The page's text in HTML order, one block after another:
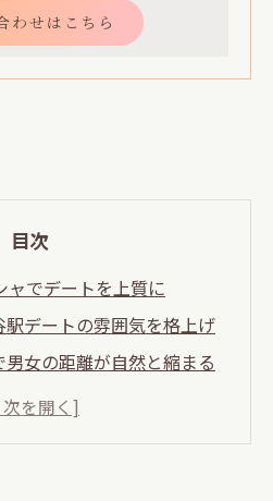
わせはこちら
目次
ャでデートを上質に
駅デートの雰囲気を格上げ
女の距離が自然と縮まる